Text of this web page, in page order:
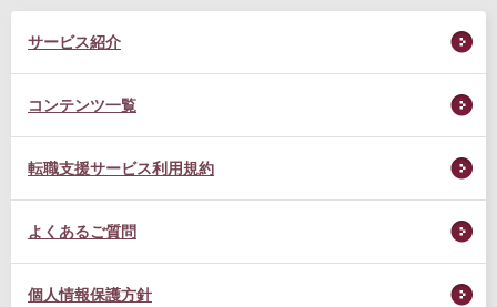
サービス紹介
コンテンツ一覧
転職支援サービス利用規約
よくあるご質問
個人情報保護方針